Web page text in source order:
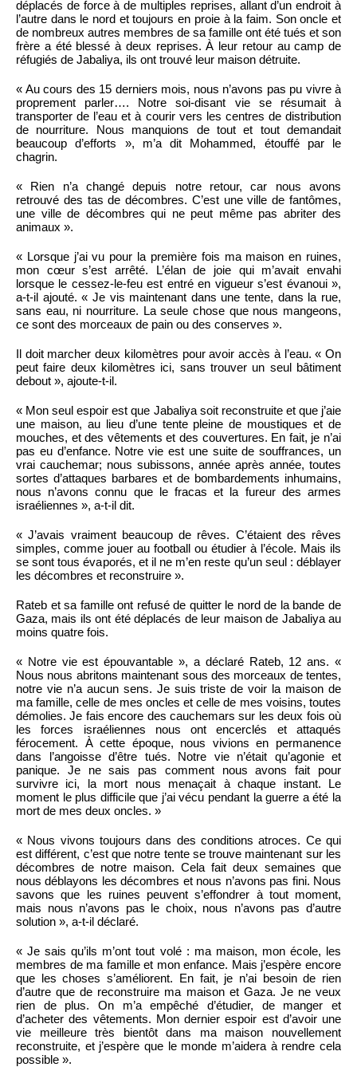
déplacés de force à de multiples reprises, allant d’un endroit à
l’autre dans le nord et toujours en proie à la faim. Son oncle et
de nombreux autres membres de sa famille ont été tués et son
frère a été blessé à deux reprises. À leur retour au camp de
réfugiés de Jabaliya, ils ont trouvé leur maison détruite.
« Au cours des 15 derniers mois, nous n’avons pas pu vivre à
proprement parler…. Notre soi-disant vie se résumait à
transporter de l’eau et à courir vers les centres de distribution
de nourriture. Nous manquions de tout et tout demandait
beaucoup d’efforts », m’a dit Mohammed, étouffé par le
chagrin.
« Rien n’a changé depuis notre retour, car nous avons
retrouvé des tas de décombres. C’est une ville de fantômes,
une ville de décombres qui ne peut même pas abriter des
animaux ».
« Lorsque j’ai vu pour la première fois ma maison en ruines,
mon cœur s’est arrêté. L’élan de joie qui m’avait envahi
lorsque le cessez-le-feu est entré en vigueur s’est évanoui »,
a-t-il ajouté. « Je vis maintenant dans une tente, dans la rue,
sans eau, ni nourriture. La seule chose que nous mangeons,
ce sont des morceaux de pain ou des conserves ».
Il doit marcher deux kilomètres pour avoir accès à l’eau. « On
peut faire deux kilomètres ici, sans trouver un seul bâtiment
debout », ajoute-t-il.
« Mon seul espoir est que Jabaliya soit reconstruite et que j’aie
une maison, au lieu d’une tente pleine de moustiques et de
mouches, et des vêtements et des couvertures. En fait, je n’ai
pas eu d’enfance. Notre vie est une suite de souffrances, un
vrai cauchemar; nous subissons, année après année, toutes
sortes d’attaques barbares et de bombardements inhumains,
nous n’avons connu que le fracas et la fureur des armes
israéliennes », a-t-il dit.
« J’avais vraiment beaucoup de rêves. C’étaient des rêves
simples, comme jouer au football ou étudier à l’école. Mais ils
se sont tous évaporés, et il ne m’en reste qu’un seul : déblayer
les décombres et reconstruire ».
Rateb et sa famille ont refusé de quitter le nord de la bande de
Gaza, mais ils ont été déplacés de leur maison de Jabaliya au
moins quatre fois.
« Notre vie est épouvantable », a déclaré Rateb, 12 ans. «
Nous nous abritons maintenant sous des morceaux de tentes,
notre vie n’a aucun sens. Je suis triste de voir la maison de
ma famille, celle de mes oncles et celle de mes voisins, toutes
démolies. Je fais encore des cauchemars sur les deux fois où
les forces israéliennes nous ont encerclés et attaqués
férocement. À cette époque, nous vivions en permanence
dans l’angoisse d’être tués. Notre vie n’était qu’agonie et
panique. Je ne sais pas comment nous avons fait pour
survivre ici, la mort nous menaçait à chaque instant. Le
moment le plus difficile que j’ai vécu pendant la guerre a été la
mort de mes deux oncles. »
« Nous vivons toujours dans des conditions atroces. Ce qui
est différent, c’est que notre tente se trouve maintenant sur les
décombres de notre maison. Cela fait deux semaines que
nous déblayons les décombres et nous n’avons pas fini. Nous
savons que les ruines peuvent s’effondrer à tout moment,
mais nous n’avons pas le choix, nous n’avons pas d’autre
solution », a-t-il déclaré.
« Je sais qu’ils m’ont tout volé : ma maison, mon école, les
membres de ma famille et mon enfance. Mais j’espère encore
que les choses s’améliorent. En fait, je n’ai besoin de rien
d’autre que de reconstruire ma maison et Gaza. Je ne veux
rien de plus. On m’a empêché d’étudier, de manger et
d’acheter des vêtements. Mon dernier espoir est d’avoir une
vie meilleure très bientôt dans ma maison nouvellement
reconstruite, et j’espère que le monde m’aidera à rendre cela
possible ».